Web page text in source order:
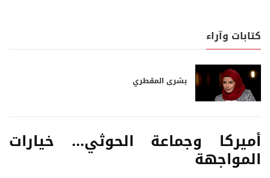
كتابات وآراء
بشرى المقطري
أميركا وجماعة الحوثي... خيارات
المواجهة